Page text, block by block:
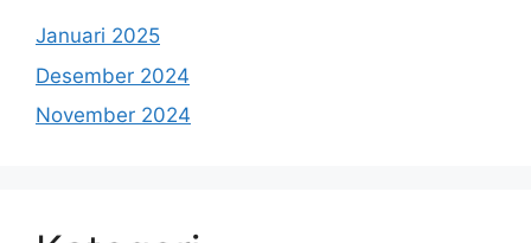
Januari 2025
Desember 2024
November 2024